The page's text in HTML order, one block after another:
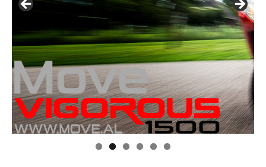
Klik op de foto voor meer informatie